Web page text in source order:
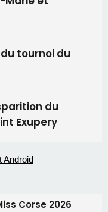
tournoi du
du
Exupery
Corse 2026